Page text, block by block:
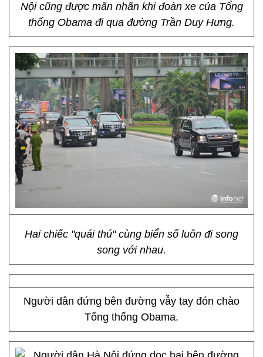
Nội cũng được mãn nhãn khi đoàn xe của Tổng
thống Obama đi qua đường Trần Duy Hưng.
Hai chiếc "quái thú" cùng biển số luôn đi song
song với nhau.
Người dân đứng bên đường vẫy tay đón chào
Tổng thống Obama.